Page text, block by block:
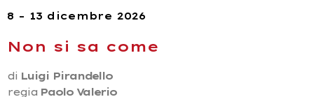
8 – 13 dicembre 2026
Non si sa come
di Luigi Pirandello
regia Paolo Valerio